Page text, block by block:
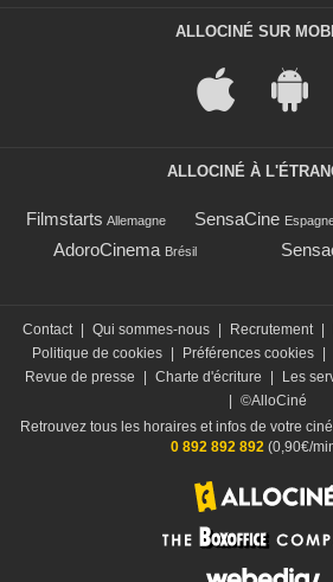
ALLOCINÉ SUR
ALLOCINÉ À
Filmstarts Allemagne SensaCine
AdoroCinema Brésil
Contact | Qui sommes-nous | Recrutement |
Politique de cookies | Préférences cookies |
Revue de presse
| Charte d'écriture | Les
| ©AlloCiné
Retrouvez tous les horaires et infos de votre
0 892 892 892 (0,90€/